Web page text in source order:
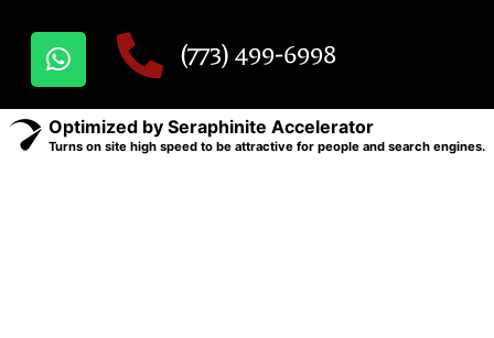
(773) 499-6998
Optimized by Seraphinite Accelerator
Turns on site high speed to be attractive for people and search engines.